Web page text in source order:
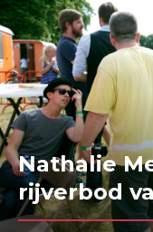
Nathalie
rijverbod